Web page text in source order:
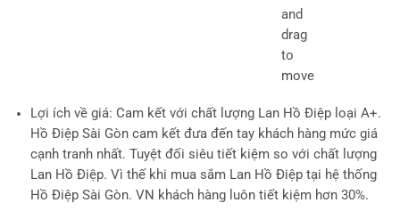
Lợi ích về giá: Cam kết với chất lượng Lan Hồ Điệp loại A+.
Hồ Điệp Sài Gòn cam kết đưa đến tay khách hàng mức giá
cạnh tranh nhất. Tuyệt đối siêu tiết kiệm so với chất lượng
Lan Hồ Điệp. Vì thế khi mua sắm Lan Hồ Điệp tại hệ thống
Hồ Điệp Sài Gòn. VN khách hàng luôn tiết kiệm hơn 30%.